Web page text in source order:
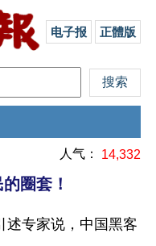
电子报 正體版
人气： 14,332
圈套！
述专家说，中国黑客